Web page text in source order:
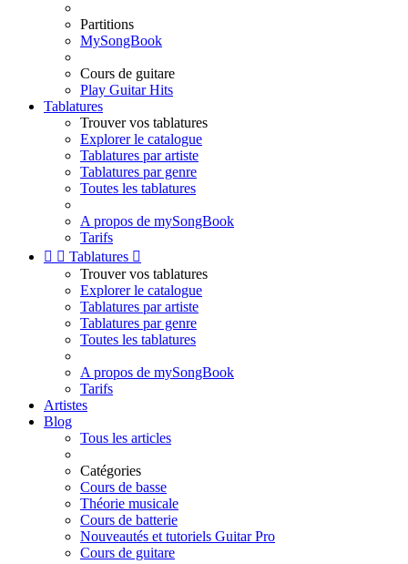
Partitions
MySongBook
Cours de guitare
Play Guitar Hits
Tablatures
Trouver vos tablatures
Explorer le catalogue
Tablatures par artiste
Tablatures par genre
Toutes les tablatures
A propos de mySongBook
Tarifs
  Tablatures 
Trouver vos tablatures
Explorer le catalogue
Tablatures par artiste
Tablatures par genre
Toutes les tablatures
A propos de mySongBook
Tarifs
Artistes
Blog
Tous les articles
Catégories
Cours de basse
Théorie musicale
Cours de batterie
Nouveautés et tutoriels Guitar Pro
Cours de guitare